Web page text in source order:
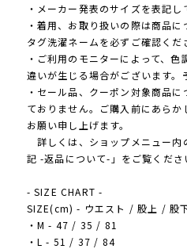
・メーカー発表のサイズを表記し
・着用、お取り扱いの際は商品
タグ洗濯ネームを必ずご確認くだ
・ご利用のモニターによって、
違いが生じる場合がございます。
・セール品、クーポン対象商品
ておりません。ご購入前にあら
お願い申し上げます。
詳しくは、ショップメニュー内
記 -返品について-」をご覧くださ
- SIZE CHART -
SIZE(cm) - ウエスト / 股上 / 股
・M - 47 / 35 / 81
・L - 51 / 37 / 84